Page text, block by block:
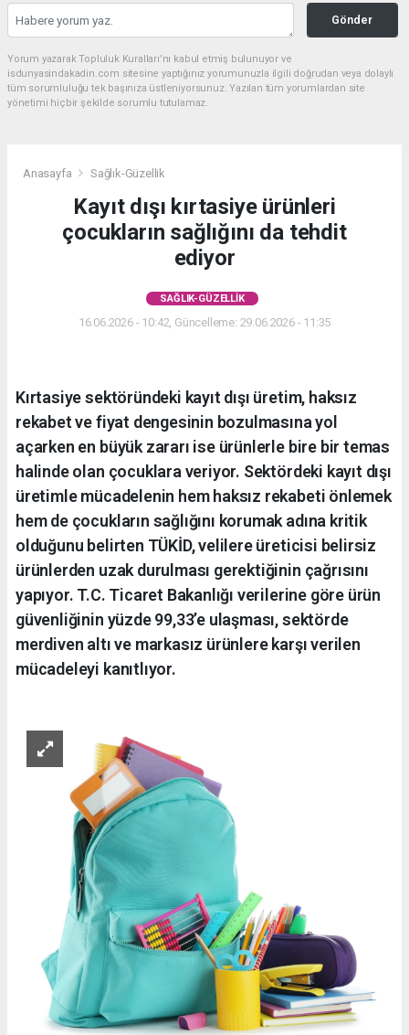
Gönder
Yorum yazarak Topluluk Kuralları’nı kabul etmiş bulunuyor ve
isdunyasindakadin.com sitesine yaptığınız yorumunuzla ilgili doğrudan veya dolaylı
tüm sorumluluğu tek başınıza üstleniyorsunuz. Yazılan tüm yorumlardan site
yönetimi hiçbir şekilde sorumlu tutulamaz.
Anasayfa Sağlık-Güzellik
Kayıt dışı kırtasiye ürünleri
çocukların sağlığını da tehdit
ediyor
SAĞLIK-GÜZELLIK
16.06.2026 - 10:42, Güncelleme: 29.06.2026 - 11:35
Kırtasiye sektöründeki kayıt dışı üretim, haksız
rekabet ve fiyat dengesinin bozulmasına yol
açarken en büyük zararı ise ürünlerle bire bir temas
halinde olan çocuklara veriyor. Sektördeki kayıt dışı
üretimle mücadelenin hem haksız rekabeti önlemek
hem de çocukların sağlığını korumak adına kritik
olduğunu belirten TÜKİD, velilere üreticisi belirsiz
ürünlerden uzak durulması gerektiğinin çağrısını
yapıyor. T.C. Ticaret Bakanlığı verilerine göre ürün
güvenliğinin yüzde 99,33’e ulaşması, sektörde
merdiven altı ve markasız ürünlere karşı verilen
mücadeleyi kanıtlıyor.